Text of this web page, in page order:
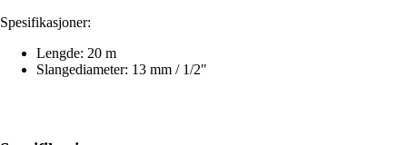
Spesifikasjoner:
Lengde: 20 m
Slangediameter: 13 mm / 1/2"